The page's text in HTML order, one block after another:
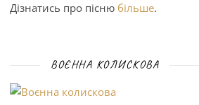
Дізнатись про пісню більше.
ВОЄННА КОЛИСКОВА